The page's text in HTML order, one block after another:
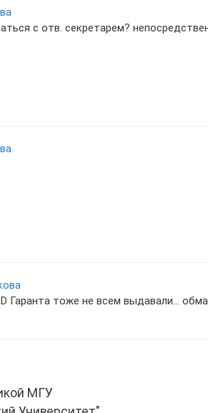
с отв. секретарем?
Гаранта тоже не всем выдавали...
МГУ